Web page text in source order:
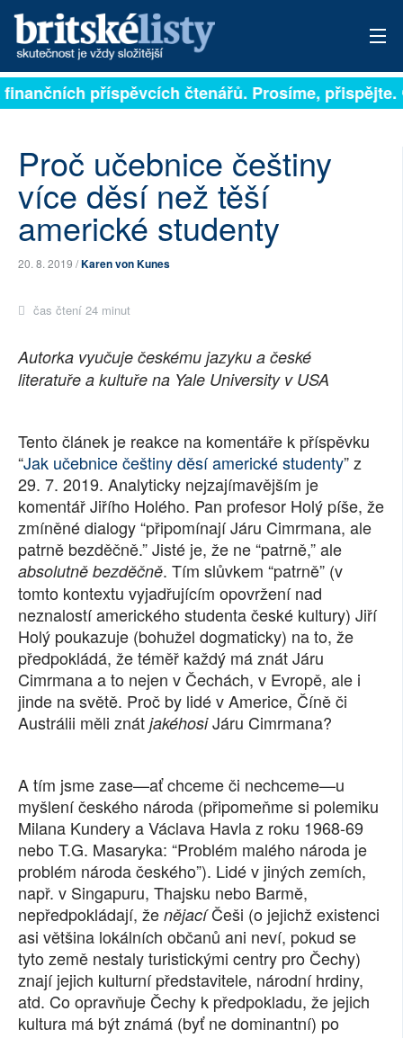
PŘIHLÁSIT
ARCHIV
ROZHOVORY
TÉMATA
PŘÍSPĚVKY NA PROVOZ
RUBRIKY
PLNÁ VERZE STRÁNEK
příspěvcích čtenářů. Prosíme,
Proč učebnice češtiny
více děsí než těší
americké studenty
20. 8. 2019 /Karen von Kunes
čas čtení 24 minut
Autorka vyučuje českému jazyku a české
literatuře a kultuře na Yale University v USA
Tento článek je reakce na komentáře k příspěvku
“Jak učebnice češtiny děsí americké studenty” z
29. 7. 2019. Analyticky nejzajímavějším je
komentář Jiřího Holého. Pan profesor Holý píše, že
zmíněné dialogy “připomínají Járu Cimrmana, ale
patrně bezděčně.” Jisté je, že ne “patrně,” ale
absolutně bezděčně. Tím slůvkem “patrně” (v
tomto kontextu vyjadřujícím opovržení nad
neznalostí amerického studenta české kultury) Jiří
Holý poukazuje (bohužel dogmaticky) na to, že
předpokládá, že téměř každý má znát Járu
Cimrmana a to nejen v Čechách, v Evropě, ale i
jinde na světě. Proč by lidé v Americe, Číně či
Austrálii měli znát jakéhosiJáru Cimrmana?
A tím jsme zase—ať chceme či nechceme—u
myšlení českého národa (připomeňme si polemiku
Milana Kundery a Václava Havla z roku 1968-69
nebo T.G. Masaryka: “Problém malého národa je
problém národa českého”). Lidé v jiných zemích,
např. v Singapuru, Thajsku nebo Barmě,
nepředpokládají, že nějacíČeši (o jejichž existenci
asi většina lokálních občanů ani neví, pokud se
tyto země nestaly turistickými centry pro Čechy)
znají jejich kulturní představitele, národní hrdiny,
atd. Co opravňuje Čechy k předpokladu, že jejich
kultura má být známá (byť ne dominantní) po